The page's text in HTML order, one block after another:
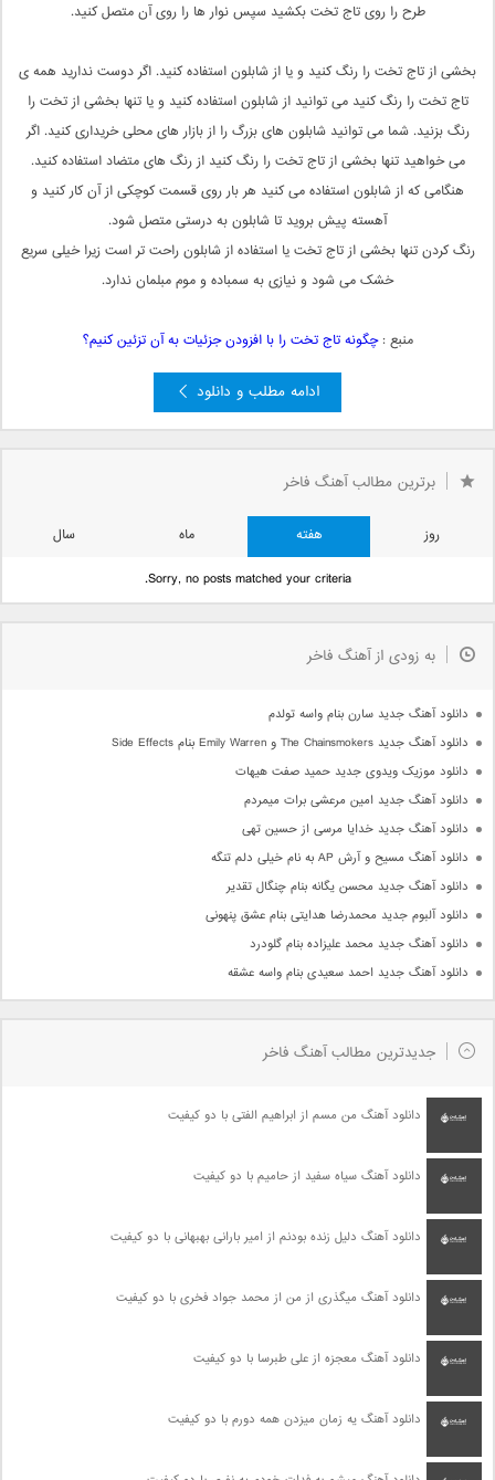
طرح را روی تاج تخت بکشید سپس نوار ها را روی آن متصل کنید.
بخشی از تاج تخت را رنگ کنید و یا از شابلون استفاده کنید. اگر دوست ندارید همه ی
تاج تخت را رنگ کنید می توانید از شابلون استفاده کنید و یا تنها بخشی از تخت را
رنگ بزنید. شما می توانید شابلون های بزرگ را از بازار های محلی خریداری کنید. اگر
می خواهید تنها بخشی از تاج تخت را رنگ کنید از رنگ های متضاد استفاده کنید.
هنگامی که از شابلون استفاده می کنید هر بار روی قسمت کوچکی از آن کار کنید و
آهسته پیش بروید تا شابلون به درستی متصل شود.
رنگ کردن تنها بخشی از تاج تخت یا استفاده از شابلون راحت تر است زیرا خیلی سریع
خشک می شود و نیازی به سمباده و موم مبلمان ندارد.
منبع :چگونه تاج تخت را با افزودن جزئیات به آن تزئین کنیم؟
ادامه مطلب و دانلود
برترین مطالب آهنگ فاخر
روز هفته ماه
سال
Sorry, no posts matched your criteria.
به زودی از آهنگ فاخر
دانلود آهنگ جدید سارن بنام واسه تولدم
دانلود آهنگ جدید The Chainsmokers و Emily Warren بنام Side Effects
دانلود موزیک ویدوی جدید حمید صفت هیهات
دانلود آهنگ جدید امین مرعشی برات میمردم
دانلود آهنگ جدید خدایا مرسی از حسین تهی
دانلود آهنگ مسیح و آرش AP به نام خیلی دلم تنگه
دانلود آهنگ جدید محسن یگانه بنام چنگال تقدیر
دانلود آلبوم جدید محمدرضا هدایتی بنام عشق پنهونی
دانلود آهنگ جدید محمد علیزاده بنام گلودرد
دانلود آهنگ جدید احمد سعیدی بنام واسه عشقه
جدیدترین مطالب آهنگ فاخر
دانلود آهنگ من مسم از ابراهیم الفتی با دو کیفیت
دانلود آهنگ سیاه سفید از حامیم با دو کیفیت
دانلود آهنگ دلیل زنده بودنم از امیر بارانی بهبهانی با دو کیفیت
دانلود آهنگ میگذری از من از محمد جواد فخری با دو کیفیت
دانلود آهنگ معجزه از علی طبرسا با دو کیفیت
دانلود آهنگ یه زمان میزدن همه دورم با دو کیفیت